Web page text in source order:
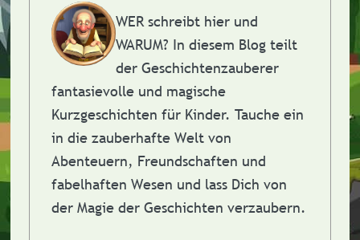
WER schreibt hier und
WARUM? In diesem Blog teilt
der Geschichtenzauberer
fantasievolle und magische
Kurzgeschichten für Kinder. Tauche ein
in die zauberhafte Welt von
Abenteuern, Freundschaften und
fabelhaften Wesen und lass Dich von
der Magie der Geschichten verzaubern.